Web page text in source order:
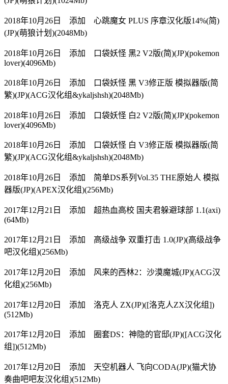
2018年10月26日 添加 心跳魔女 PLUS 序章汉化版14%(简)
(JP)(萌狼计划)(2048Mb)
2018年10月26日 添加 口袋妖怪 黑2 V2版(简)(JP)(pokemon
lover)(4096Mb)
2018年10月26日 添加 口袋妖怪 黑 V3修正版 模拟器版(简
繁)(JP)(ACG汉化组&ykaljshsh)(2048Mb)
2018年10月26日 添加 口袋妖怪 白2 V2版(简)(JP)(pokemon
lover)(4096Mb)
2018年10月26日 添加 口袋妖怪 白 V3修正版 模拟器版(简
繁)(JP)(ACG汉化组&ykaljshsh)(2048Mb)
2018年10月26日 添加 简单DS系列Vol.35 THE原始人 模拟
器版(JP)(APEX汉化组)(256Mb)
2017年12月21日 添加 超热血高校 国夫君躲避球部 1.1(axi)
(64Mb)
2017年12月21日 添加 高级战争 双重打击 1.0(JP)(高级战争
吧汉化组)(256Mb)
2017年12月20日 添加 风来的西林2：沙漠魔城(JP)(ACG汉
化组)(256Mb)
2017年12月20日 添加 洛克人 ZX(JP)([洛克人ZX汉化组])
(512Mb)
2017年12月20日 添加 圈套DS：神隐的官邸(JP)([ACG汉化
组])(512Mb)
2017年12月20日 添加 天空机器人 飞向CODA(JP)(猫犬协
奏曲吧吧友汉化组)(512Mb)